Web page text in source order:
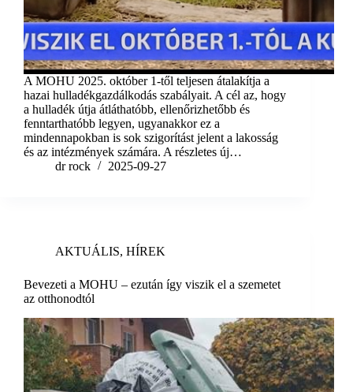
A MOHU 2025. október 1-től teljesen átalakítja a
hazai hulladékgazdálkodás szabályait. A cél az, hogy
a hulladék útja átláthatóbb, ellenőrizhetőbb és
fenntarthatóbb legyen, ugyanakkor ez a
mindennapokban is sok szigorítást jelent a lakosság
és az intézmények számára. A részletes új…
dr rock
2025-09-27
AKTUÁLIS, HÍREK
Bevezeti a MOHU – ezután így viszik el a szemetet
az otthonodtól